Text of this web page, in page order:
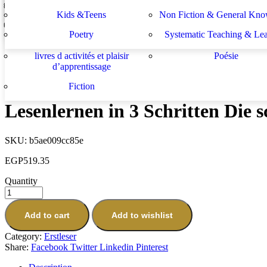
développement de l enseignant
apprentissage
livres d activités et plaisir
d’apprentissage
Poésie
Fiction
Kids &Teens
Non Fiction & General
Poetry
Systematic Teaching &
Leselöwen - Das Original - 7-Minuten-Geschichten zum
EGP
Rettung Fur Flockchen
Lesenlernen in 3 Schritten Die
SKU: b5ae009cc85e
EGP519.35
Quantity
Add to cart Add to wishlist
Category: Erstleser
Share: Facebook Twitter Linkedin Pinterest